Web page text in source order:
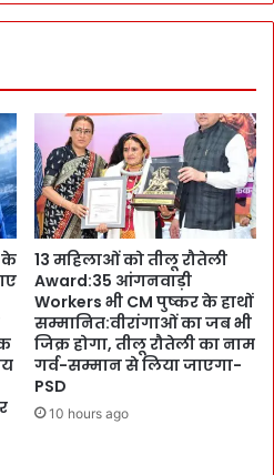
के
13 महिलाओं को तीलू रौतेली
Award:35 आंगनवाड़ी
Workers भी CM पुष्कर के हाथों
सम्मानित:वीरांगाओं का जब भी
जिक्र होगा, तीलू रौतेली का नाम
गर्व-सम्मान से लिया जाएगा-
PSD
10 hours ago